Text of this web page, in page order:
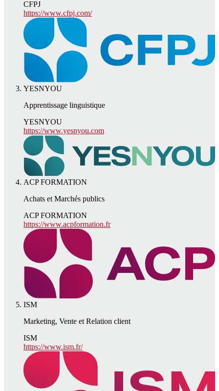
CFPJ
https://www.cfpj.com/
YESNYOU
Apprentissage linguistique
YESNYOU
https://www.yesnyou.com
ACP FORMATION
Achats et Marchés publics
ACP FORMATION
https://www.acpformation.fr
ISM
Marketing, Vente et Relation client
ISM
https://www.ism.fr/